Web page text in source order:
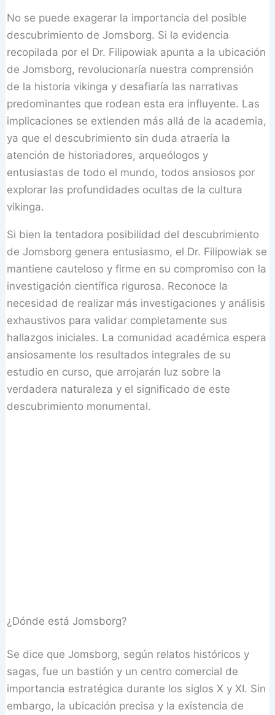
No se puede exagerar la importancia del posible
descubrimiento de Jomsborg. Si la evidencia
recopilada por el Dr. Filipowiak apunta a la ubicación
de Jomsborg, revolucionaría nuestra comprensión
de la historia vikinga y desafiaría las narrativas
predominantes que rodean esta era influyente. Las
implicaciones se extienden más allá de la academia,
ya que el descubrimiento sin duda atraería la
atención de historiadores, arqueólogos y
entusiastas de todo el mundo, todos ansiosos por
explorar las profundidades ocultas de la cultura
vikinga.
Si bien la tentadora posibilidad del descubrimiento
de Jomsborg genera entusiasmo, el Dr. Filipowiak se
mantiene cauteloso y firme en su compromiso con la
investigación científica rigurosa. Reconoce la
necesidad de realizar más investigaciones y análisis
exhaustivos para validar completamente sus
hallazgos iniciales. La comunidad académica espera
ansiosamente los resultados integrales de su
estudio en curso, que arrojarán luz sobre la
verdadera naturaleza y el significado de este
descubrimiento monumental.
¿Dónde está Jomsborg?
Se dice que Jomsborg, según relatos históricos y
sagas, fue un bastión y un centro comercial de
importancia estratégica durante los siglos X y XI. Sin
embargo, la ubicación precisa y la existencia de